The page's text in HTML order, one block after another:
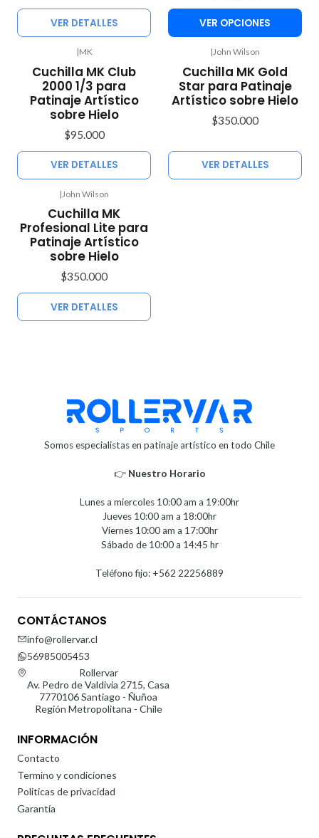
VER DETALLES VER OPCIONES
|MK
Cuchilla MK Club
2000 1/3 para
Patinaje Artístico
sobre Hielo
$95.000
VER DETALLES
|John Wilson
Cuchilla MK Gold
Star para Patinaje
Artístico sobre Hielo
$350.000
VER DETALLES
| John Wilson
Cuchilla MK
Profesional Lite para
Patinaje Artístico
sobre Hielo
$350.000
VER DETALLES
Somos especialistas en patinaje artístico en todo Chile
👉 Nuestro Horario⁣⁣
Lunes a miercoles 10:00 am a 19:00hr
Jueves 10:00 am a 18:00hr
Viernes 10:00 am a 17:00hr
Sábado de 10:00 a 14:45 hr
Teléfono fijo: +562 22256889
CONTÁCTANOS
info@rollervar.cl
56985005453
Rollervar
Av. Pedro de Valdivia 2715, Casa
7770106 Santiago - Ñuñoa
Región Metropolitana - Chile
INFORMACIÓN
Contacto
Termino y condiciones
Politicas de privacidad
Garantía